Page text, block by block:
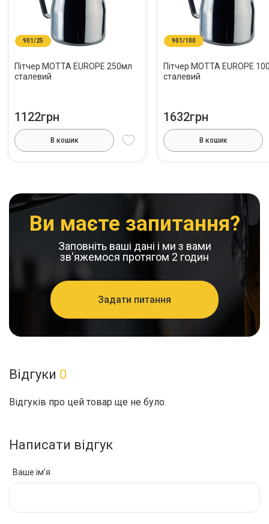
901/25
Пітчер MOTTA EUROPE 250мл
сталевий
1122грн
В кошик
901/100
Пітчер MOTTA EUROPE
сталевий
1632грн
В кошик
Ви маєте запитання?
Заповніть ваші дані і ми з вами
зв'яжемося протягом 2 годин
Задати питання
Відгуки 0
Відгуків про цей товар ще не було.
Написати відгук
Ваше ім’я